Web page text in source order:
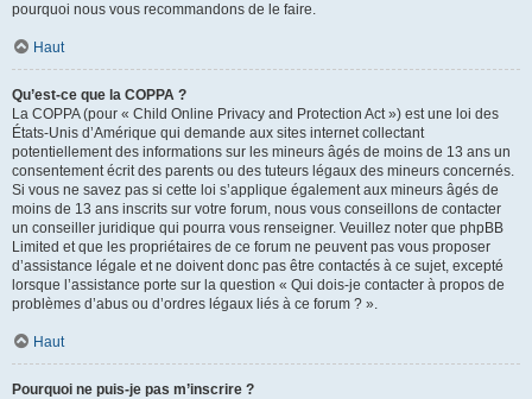
pourquoi nous vous recommandons de le faire.
Haut
Qu’est-ce que la COPPA ?
La COPPA (pour « Child Online Privacy and Protection Act ») est une loi des
États-Unis d’Amérique qui demande aux sites internet collectant
potentiellement des informations sur les mineurs âgés de moins de 13 ans un
consentement écrit des parents ou des tuteurs légaux des mineurs concernés.
Si vous ne savez pas si cette loi s’applique également aux mineurs âgés de
moins de 13 ans inscrits sur votre forum, nous vous conseillons de contacter
un conseiller juridique qui pourra vous renseigner. Veuillez noter que phpBB
Limited et que les propriétaires de ce forum ne peuvent pas vous proposer
d’assistance légale et ne doivent donc pas être contactés à ce sujet, excepté
lorsque l’assistance porte sur la question « Qui dois-je contacter à propos de
problèmes d’abus ou d’ordres légaux liés à ce forum ? ».
Haut
Pourquoi ne puis-je pas m’inscrire ?